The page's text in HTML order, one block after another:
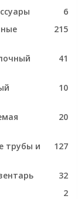
6
215
41
10
20
трубы и
127
32
2